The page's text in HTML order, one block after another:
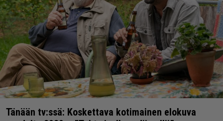
Tänään tv:ssä: Koskettava kotimainen elokuva